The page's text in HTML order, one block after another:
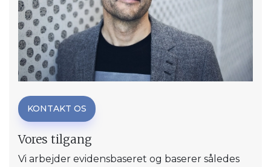
KONTAKT OS
Vores tilgang
Vi arbejder evidensbaseret og baserer således